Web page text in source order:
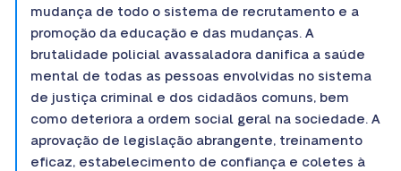
mudança de todo o sistema de recrutamento e a
promoção da educação e das mudanças. A
brutalidade policial avassaladora danifica a saúde
mental de todas as pessoas envolvidas no sistema
de justiça criminal e dos cidadãos comuns, bem
como deteriora a ordem social geral na sociedade. A
aprovação de legislação abrangente, treinamento
eficaz, estabelecimento de confiança e coletes à